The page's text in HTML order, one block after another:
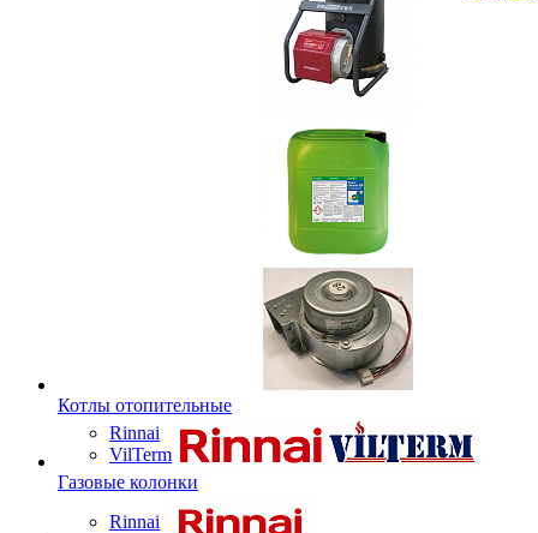
Котлы отопительные
Rinnai
VilTerm
Газовые колонки
Rinnai